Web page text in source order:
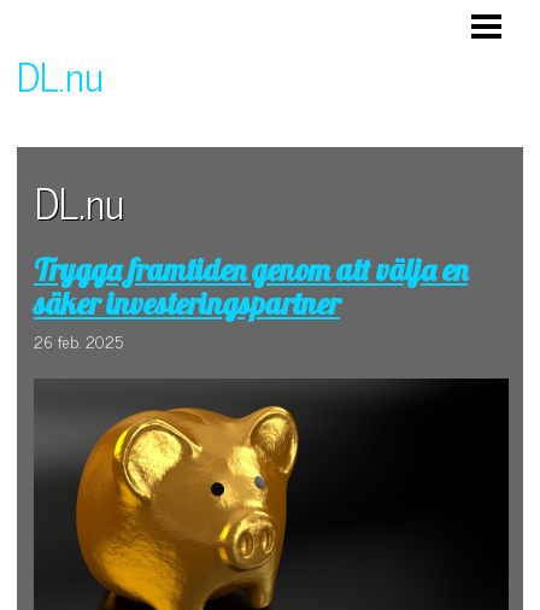
DL.nu
DL.nu
Trygga framtiden genom att välja en
säker investeringspartner
26 feb. 2025